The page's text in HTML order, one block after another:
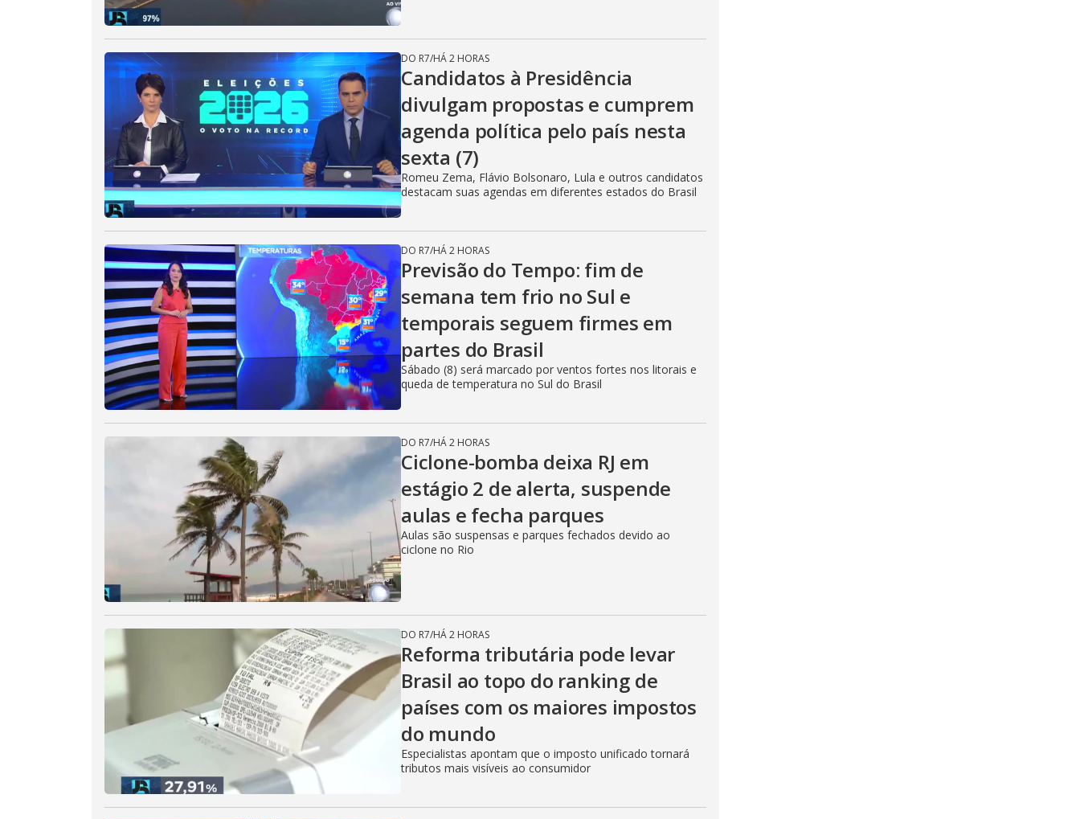
DO R7/HÁ 2 HORAS
Candidatos à Presidência
divulgam propostas e cumprem
agenda política pelo país nesta
sexta (7)
Romeu Zema, Flávio Bolsonaro, Lula e outros candidatos
destacam suas agendas em diferentes estados do Brasil
DO R7/HÁ 2 HORAS
Previsão do Tempo: fim de
semana tem frio no Sul e
temporais seguem firmes em
partes do Brasil
Sábado (8) será marcado por ventos fortes nos litorais e
queda de temperatura no Sul do Brasil
DO R7/HÁ 2 HORAS
Ciclone-bomba deixa RJ em
estágio 2 de alerta, suspende
aulas e fecha parques
Aulas são suspensas e parques fechados devido ao
ciclone no Rio
DO R7/HÁ 2 HORAS
Reforma tributária pode levar
Brasil ao topo do ranking de
países com os maiores impostos
do mundo
Especialistas apontam que o imposto unificado tornará
tributos mais visíveis ao consumidor